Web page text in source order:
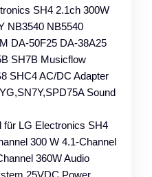
SH4 2.1ch 300W
NB3540 NB5540
DA-50F25 DA-38A25
SH7B Musicflow
SHC4 AC/DC Adapter
Sound
für LG Electronics SH4
300 W 4.1-Channel
360W Audio
25VDC Power